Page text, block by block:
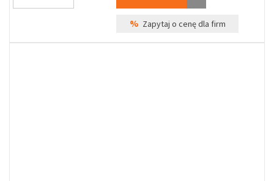
% Zapytaj o cenę dla firm